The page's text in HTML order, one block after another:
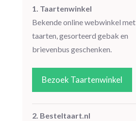
1. Taartenwinkel
Bekende online webwinkel met
taarten, gesorteerd gebak en
brievenbus geschenken.
Bezoek Taartenwinkel
2. Besteltaart.nl